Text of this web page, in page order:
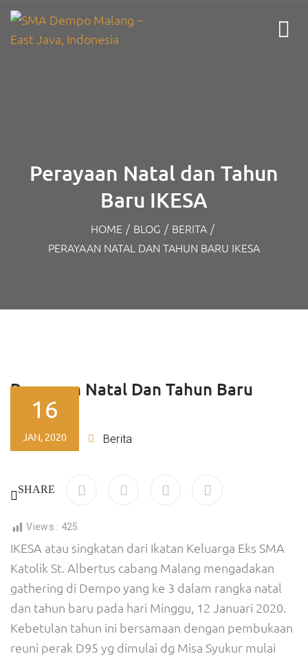
Perayaan Natal dan Tahun
Baru IKESA
HOME / BLOG / BERITA /
PERAYAAN NATAL DAN TAHUN BARU IKESA
Perayaan Natal Dan Tahun Baru
IKESA
By Ajeng Berita
16
JAN, 2020
SHARE
Views : 425
IKESA atau singkatan dari Ikatan Keluarga Eks SMA
Katolik St. Albertus cabang Malang mengadakan
gathering di Dempo yang ke 3 dalam rangka natal
dan tahun baru pada hari Minggu, 12 Januari 2020.
Kebetulan tahun ini bersamaan dengan pembukaan
reuni perak D95 yg dimulai dg Misa Syukur mulai